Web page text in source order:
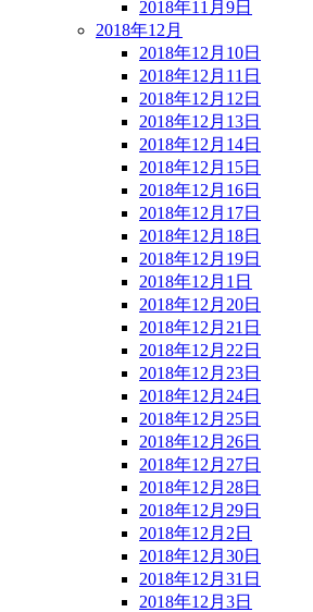
2018年11月9日
2018年12月
2018年12月10日
2018年12月11日
2018年12月12日
2018年12月13日
2018年12月14日
2018年12月15日
2018年12月16日
2018年12月17日
2018年12月18日
2018年12月19日
2018年12月1日
2018年12月20日
2018年12月21日
2018年12月22日
2018年12月23日
2018年12月24日
2018年12月25日
2018年12月26日
2018年12月27日
2018年12月28日
2018年12月29日
2018年12月2日
2018年12月30日
2018年12月31日
2018年12月3日